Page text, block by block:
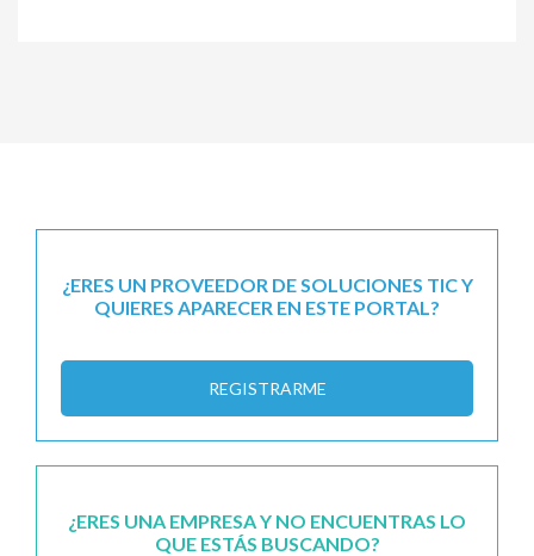
¿ERES UN PROVEEDOR DE SOLUCIONES TIC Y
QUIERES APARECER EN ESTE PORTAL?
REGISTRARME
¿ERES UNA EMPRESA Y NO ENCUENTRAS LO
QUE ESTÁS BUSCANDO?